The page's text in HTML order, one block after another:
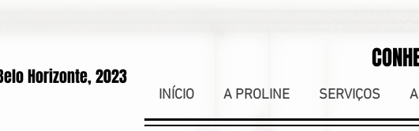
Horizonte, 2023
INÍCIO A PROLINE SERVIÇOS